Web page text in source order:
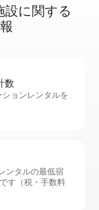
に関⁠す⁠る
数
ョンレンタルを
ンタルの最低宿
す（税・手数料